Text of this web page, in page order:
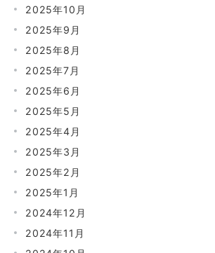
2025年10月
2025年9月
2025年8月
2025年7月
2025年6月
2025年5月
2025年4月
2025年3月
2025年2月
2025年1月
2024年12月
2024年11月